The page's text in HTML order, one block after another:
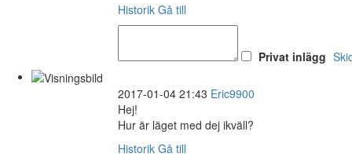
Historik Gå till
Privat inlägg
2017-01-04 21:43 Eric9900
Hej!
Hur är läget med dej ikväll?
Historik Gå till